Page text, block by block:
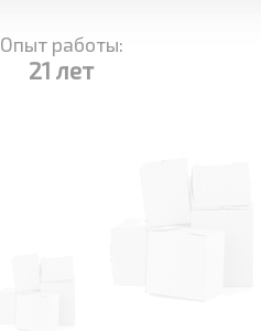
Опыт работы:
21 лет